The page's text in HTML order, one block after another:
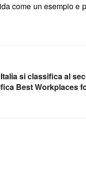
come un esempio e
si classifica al
Best Workplaces